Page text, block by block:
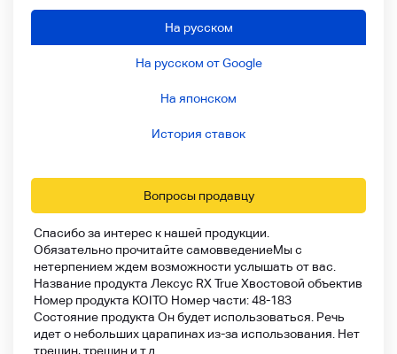
На русском
На русском от Google
На японском
История ставок
Вопросы продавцу
Спасибо за интерес к нашей продукции.
Обязательно прочитайте самовведениеМы с
нетерпением ждем возможности услышать от вас.
Название продукта Лексус RX True Хвостовой объектив
Номер продукта KOITO Номер части: 48-183
Состояние продукта Он будет использоваться. Речь
идет о небольших царапинах из-за использования. Нет
трещин, трещин и т.д.